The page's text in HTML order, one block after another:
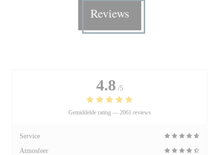
Reviews
4.8 /5
Gemiddelde rating — 2061 reviews
Service
Atmosfeer